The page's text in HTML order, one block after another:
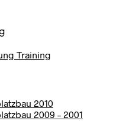
Training
2010
2009 – 2001